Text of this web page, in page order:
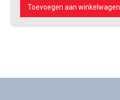
Toevoegen aan winkelwagen